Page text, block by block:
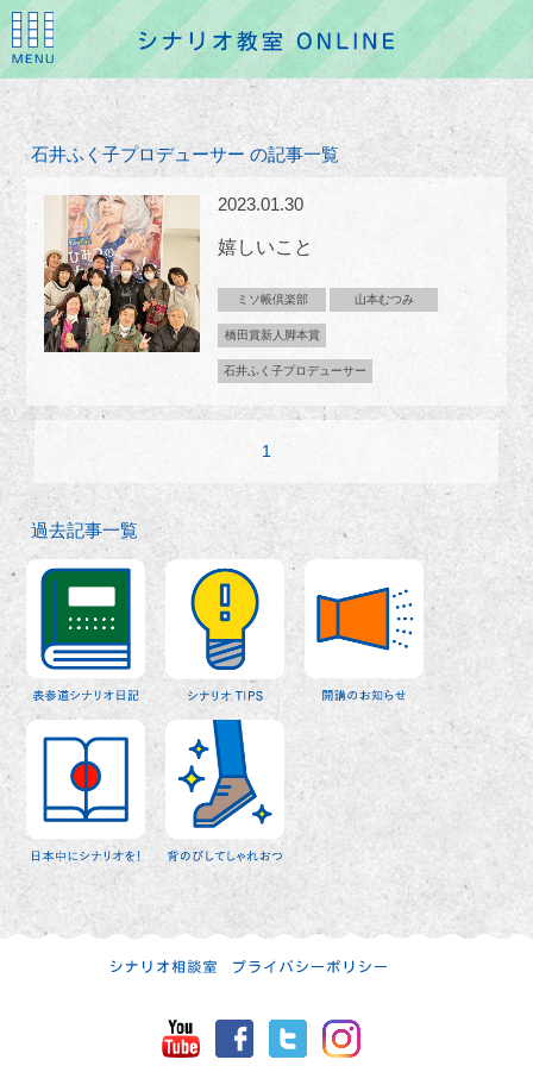
石井ふく子プロデューサー の記事一覧
2023.01.30
嬉しいこと
ミソ帳倶楽部 山本むつみ
橋田賞新人脚本賞
石井ふく子プロデューサー
1
過去記事一覧